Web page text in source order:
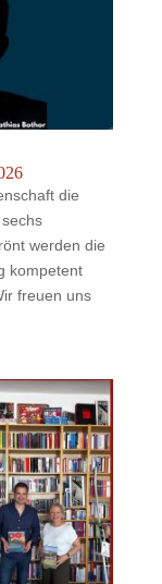
die
werden die
kompetent
freuen uns